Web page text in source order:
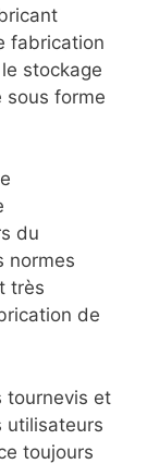
fabrication
stockage
sous forme
du
normes
très
de
tournevis et
utilisateurs
toujours